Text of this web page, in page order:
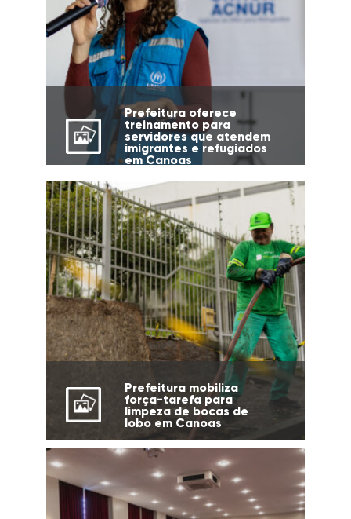
Prefeitura oferece
treinamento para
servidores que atendem
imigrantes e refugiados
em Canoas
Prefeitura mobiliza
força-tarefa para
limpeza de bocas de
lobo em Canoas